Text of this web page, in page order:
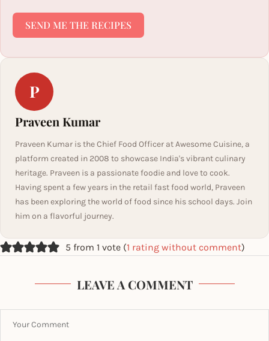
SEND ME THE RECIPES
P
Praveen Kumar
Praveen Kumar is the Chief Food Officer at Awesome Cuisine, a
platform created in 2008 to showcase India's vibrant culinary
heritage. Praveen is a passionate foodie and love to cook.
Having spent a few years in the retail fast food world, Praveen
has been exploring the world of food since his school days. Join
him on a flavorful journey.
5 from 1 vote (1 rating without comment)
LEAVE A COMMENT